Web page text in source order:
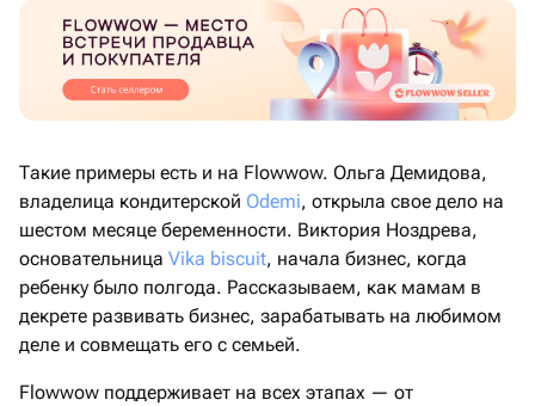
Такие примеры есть и на Flowwow. Ольга Демидова,
владелица кондитерской Odemi, открыла свое дело на
шестом месяце беременности. Виктория Ноздрева,
основательница Vika biscuit, начала бизнес, когда
ребенку было полгода. Рассказываем, как мамам в
декрете развивать бизнес, зарабатывать на любимом
деле и совмещать его с семьей.
Flowwow поддерживает на всех этапах — от